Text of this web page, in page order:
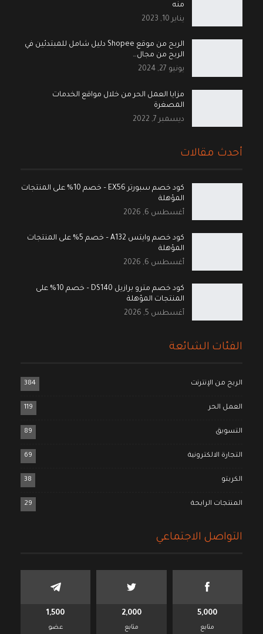
منه
يناير 10, 2023
الربح من موقع Shopee دليل شامل للمبتدئين في
الربح من مجال…
يونيو 27, 2024
مزايا العمل الحر من خلال مواقع الخدمات
المصغرة
ديسمبر 7, 2022
أحدث مقالات
كود خصم سبورتر EX56 – خصم 10% على المنتجات
المؤهلة
أغسطس 6, 2026
كود خصم وايتس A132 – خصم 5% على المنتجات
المؤهلة
أغسطس 6, 2026
كود خصم مترو برازيل DS140 – خصم 10% على
المنتجات المؤهلة
أغسطس 5, 2026
الفئات الشائعة
الربح من الإنترنت 384
العمل الحر 119
التسويق 89
التجارة الالكترونية 69
الكربتو 38
المنتجات الرابحة 29
التواصل الاجتماعي
5,000
متابع
2,000
متابع
1,500
عضو